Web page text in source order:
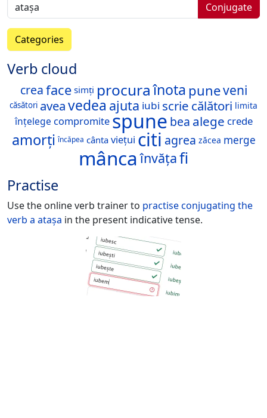
Conjugate
Categories
Verb cloud
creaface simți procuraînota puneveni
căsători aveavedea ajuta iubi scrie călători limita
înțelege compromite spune bea alege crede
amorți încăpea cânta viețui citi agrea zăcea merge
mânca învățafi
Practise
Use the online verb trainer to practise conjugating the
verb a atașa in the present indicative tense.